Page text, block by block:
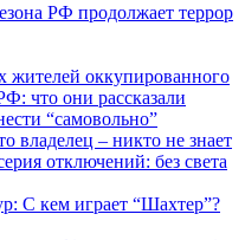
РФ продолжает террор
жителей оккупированного
что они рассказали
“самовольно”
владелец – никто не знает
отключений: без света
С кем играет “Шахтер”?